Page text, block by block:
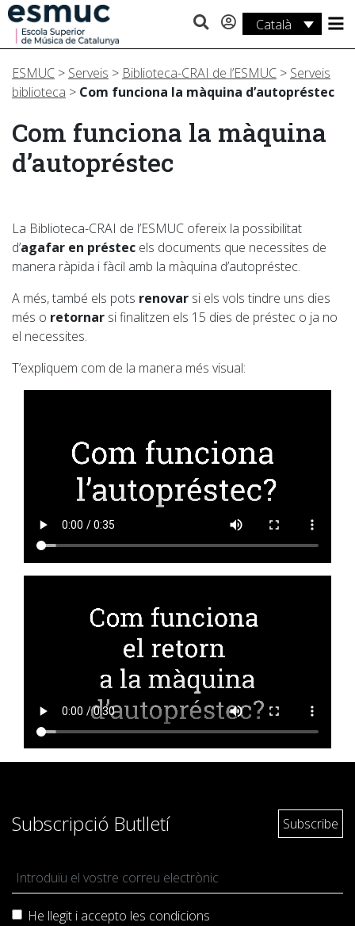
Català
Estudis
Recerca
Activitats
ESMUC > Serveis > Biblioteca-CRAI de l’ESMUC > Serveis
biblioteca > Com funciona la màquina d’autopréstec
Com funciona la màquina
d’autopréstec
La Biblioteca-CRAI de l’ESMUC ofereix la possibilitat
d’agafar en préstec els documents que necessites de
manera ràpida i fàcil amb la màquina d’autopréstec.
A més, també els pots renovar si els vols tindre uns dies
més o retornar si finalitzen els 15 dies de préstec o ja no
el necessites.
T’expliquem com de la manera més visual:
Subscripció Butlletí
He llegit i accepto les condicions